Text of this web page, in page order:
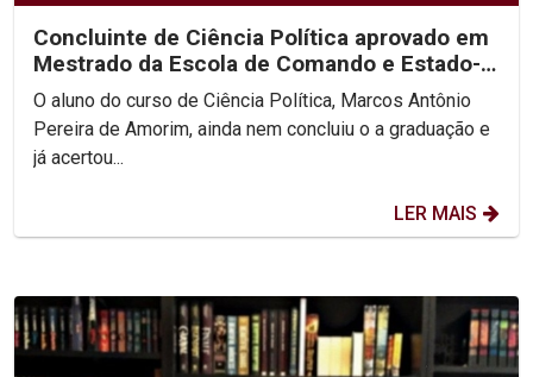
Concluinte de Ciência Política aprovado em
Mestrado da Escola de Comando e Estado-
Maior do Exército
O aluno do curso de Ciência Política, Marcos Antônio
Pereira de Amorim, ainda nem concluiu o a graduação e
já acertou...
LER MAIS